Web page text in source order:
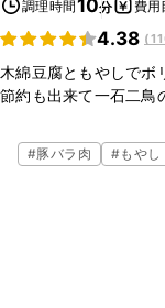
調理時間10分 費用
4.38 (
木綿豆腐ともやしでボ
節約も出来て一石二鳥
甘辛の味付けがごは
す！
お財布に優しくて美
#豚バラ肉 #もやし